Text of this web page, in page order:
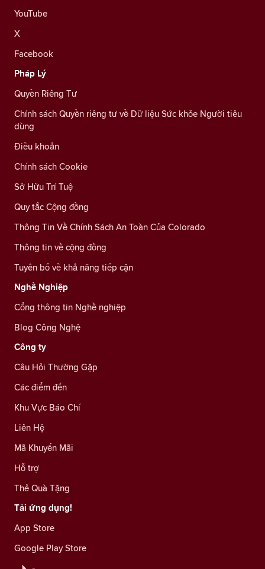
YouTube
X
Facebook
Pháp Lý
Quyền Riêng Tư
Chính sách Quyền riêng tư về Dữ liệu Sức khỏe Người tiêu
dùng
Điều khoản
Chính sách Cookie
Sở Hữu Trí Tuệ
Quy tắc Cộng đồng
Thông Tin Về Chính Sách An Toàn Của Colorado
Thông tin về cộng đồng
Tuyên bố về khả năng tiếp cận
Nghề Nghiệp
Cổng thông tin Nghề nghiệp
Blog Công Nghệ
Công ty
Câu Hỏi Thường Gặp
Các điểm đến
Khu Vực Báo Chí
Liên Hệ
Mã Khuyến Mãi
Hỗ trợ
Thẻ Quà Tặng
Tải ứng dụng!
App Store
Google Play Store